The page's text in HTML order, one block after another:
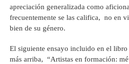
apreciación generalizada como
frecuentemente se las califica, no en
bien de su género.
El siguiente ensayo incluido en el
más arriba, “Artistas en formación: